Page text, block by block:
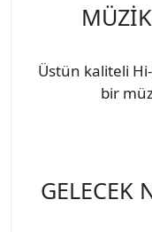
Üstün kaliteli
bir
GELECEK